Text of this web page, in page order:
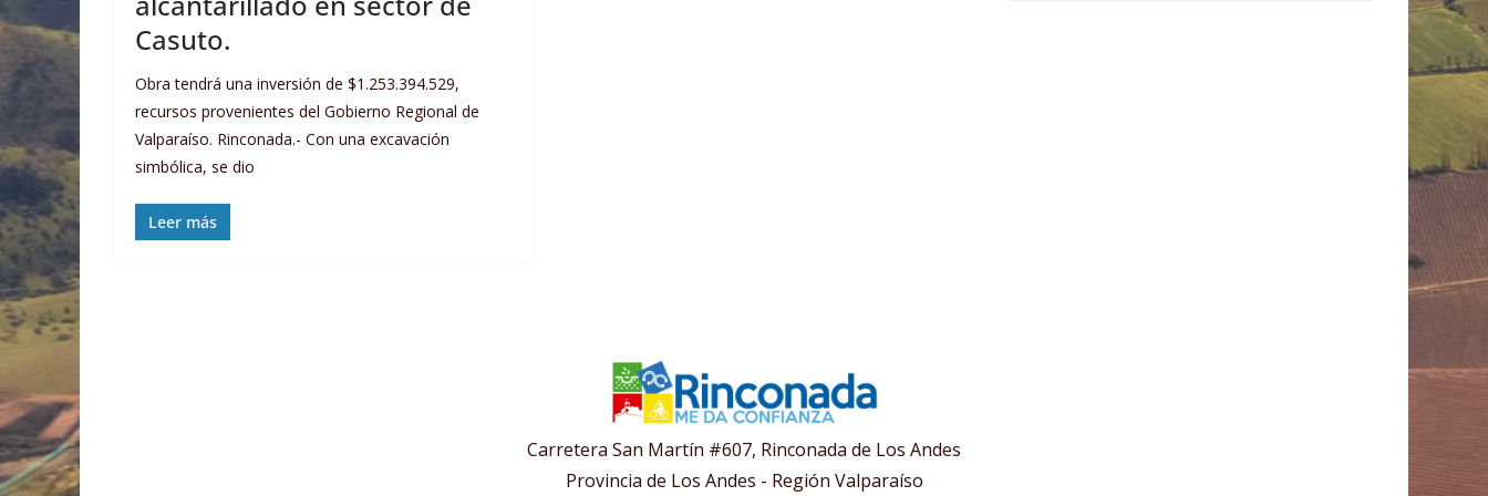
Casuto.
Obra tendrá una inversión de $1.253.394.529,
recursos provenientes del Gobierno Regional de
Valparaíso. Rinconada.- Con una excavación
simbólica, se dio
Leer más
Carretera San Martín #607, Rinconada de Los Andes
Provincia de Los Andes - Región Valparaíso